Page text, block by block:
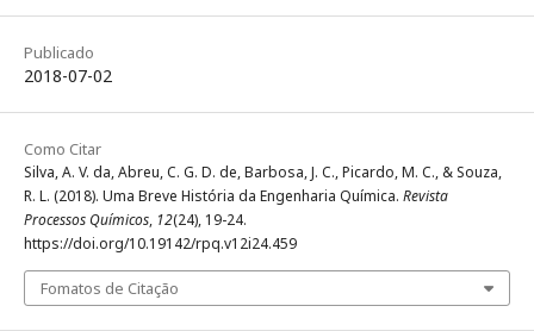
Publicado
2018-07-02
Como Citar
Silva, A. V. da, Abreu, C. G. D. de, Barbosa, J. C., Picardo, M. C., & Souza,
R. L. (2018). Uma Breve História da Engenharia Química. Revista
Processos Químicos, 12(24), 19-24.
https://doi.org/10.19142/rpq.v12i24.459
Fomatos de Citação